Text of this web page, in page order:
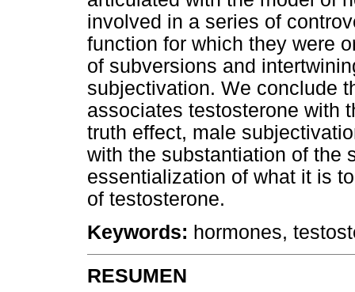
involved in a series of
function for which they were
of subversions and
subjectivation. We conclude
associates testosterone with
truth effect, male
with the substantiation of the
essentialization of what it is
of testosterone.
Keywords: hormones,
RESUMEN